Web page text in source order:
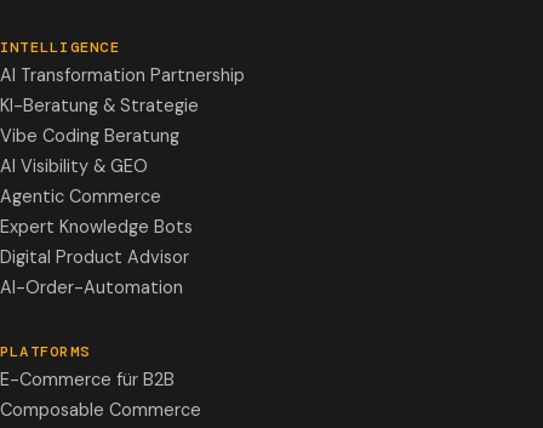
INTELLIGENCE
AI Transformation Partnership
KI-Beratung & Strategie
Vibe Coding Beratung
AI Visibility & GEO
Agentic Commerce
Expert Knowledge Bots
Digital Product Advisor
AI-Order-Automation
PLATFORMS
E-Commerce für B2B
Composable Commerce